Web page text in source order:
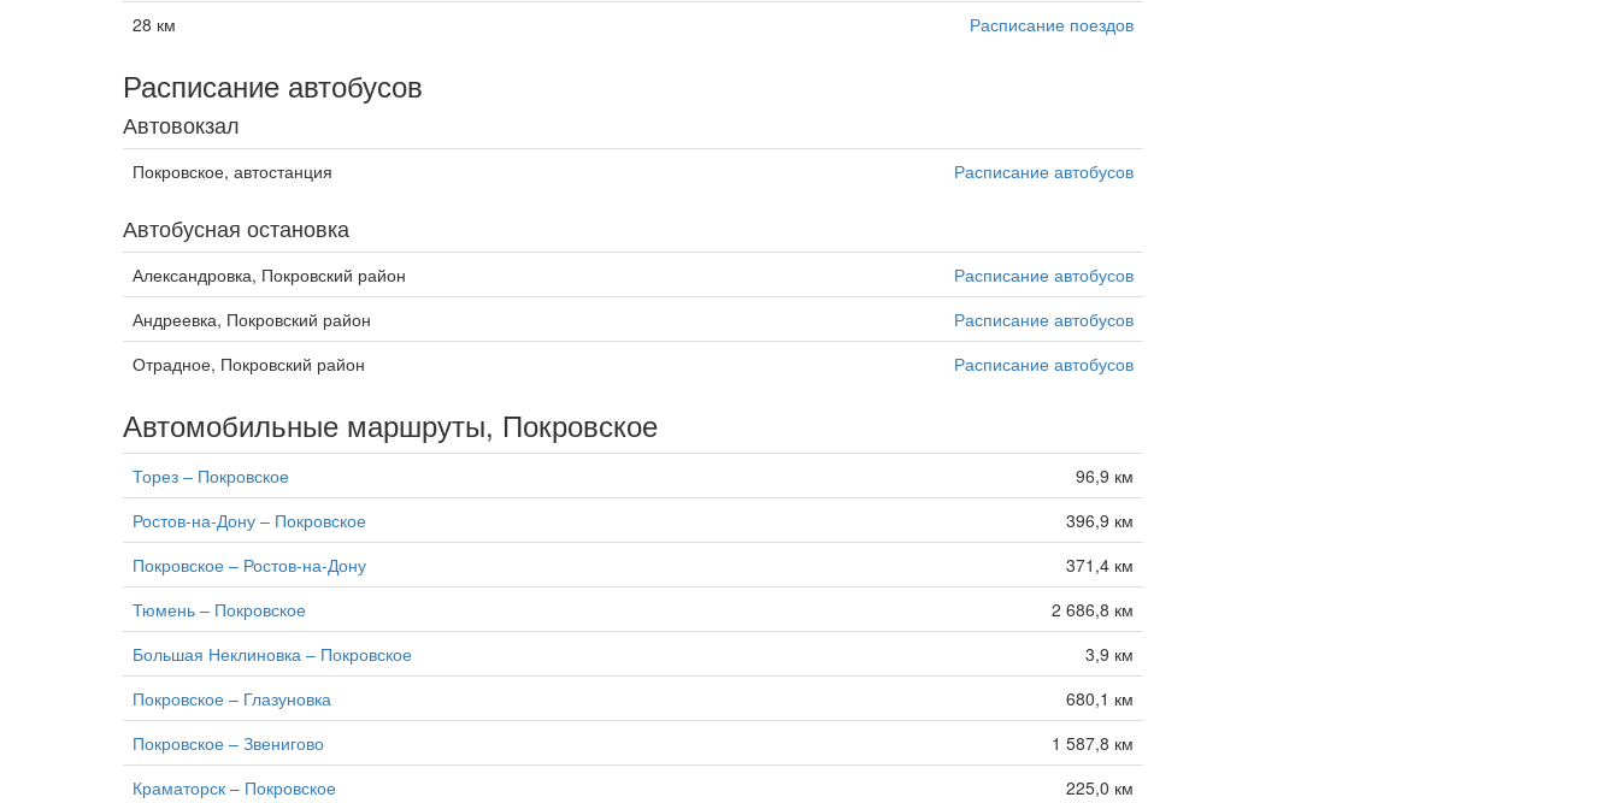
28 км
Расписание поездов
Расписание автобусов
Автовокзал
Покровское, автостанция Расписание автобусов
Автобусная остановка
Александровка, Покровский район
Расписание автобусов
Андреевка, Покровский район
Расписание автобусов
Отрадное, Покровский район
Расписание автобусов
Автомобильные маршруты, Покровское
Торез – Покровское
96,9 км
Ростов-на-Дону – Покровское
396,9 км
Покровское – Ростов-на-Дону
371,4 км
Тюмень – Покровское
2 686,8 км
Большая Неклиновка – Покровское
3,9 км
Покровское – Глазуновка
680,1 км
Покровское – Звенигово
1 587,8 км
Краматорск – Покровское
225,0 км